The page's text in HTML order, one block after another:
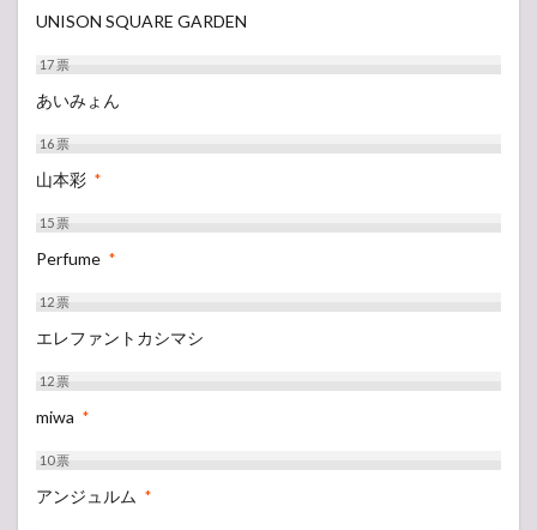
UNISON SQUARE GARDEN
17票
あいみょん
16票
山本彩 *
15票
Perfume *
12票
エレファントカシマシ
12票
miwa *
10票
アンジュルム *